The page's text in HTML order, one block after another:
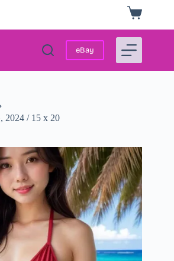
Panier
d’achat
eBay
2024 / 15 x 20